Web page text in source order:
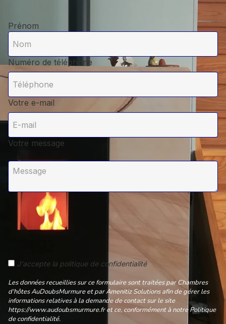
Prénom
Numéro de téléphone
Votre e-mail
Votre message
J'accepte la politique de confidentialité
Les données recueillies sur ce formulaire sont traitées par Chambres
d'hôtes AuDoubsMurmure et par Amenitiz Solutions afin de gérer les
informations relatives à la demande de contact sur le site
https://www.audoubsmurmure.fr et ce, conformément à notre Politique
de confidentialité.